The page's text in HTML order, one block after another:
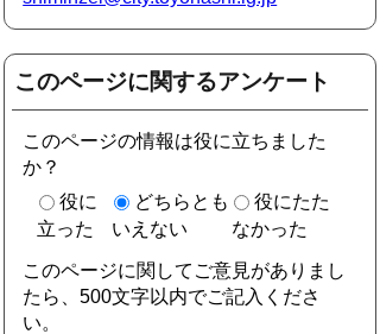
このページに関するアンケート
このページの情報は役に立ちました
か？
役に
立った
どちらとも
いえない
役にたた
なかった
このページに関してご意見がありまし
たら、500文字以内でご記入くださ
い。